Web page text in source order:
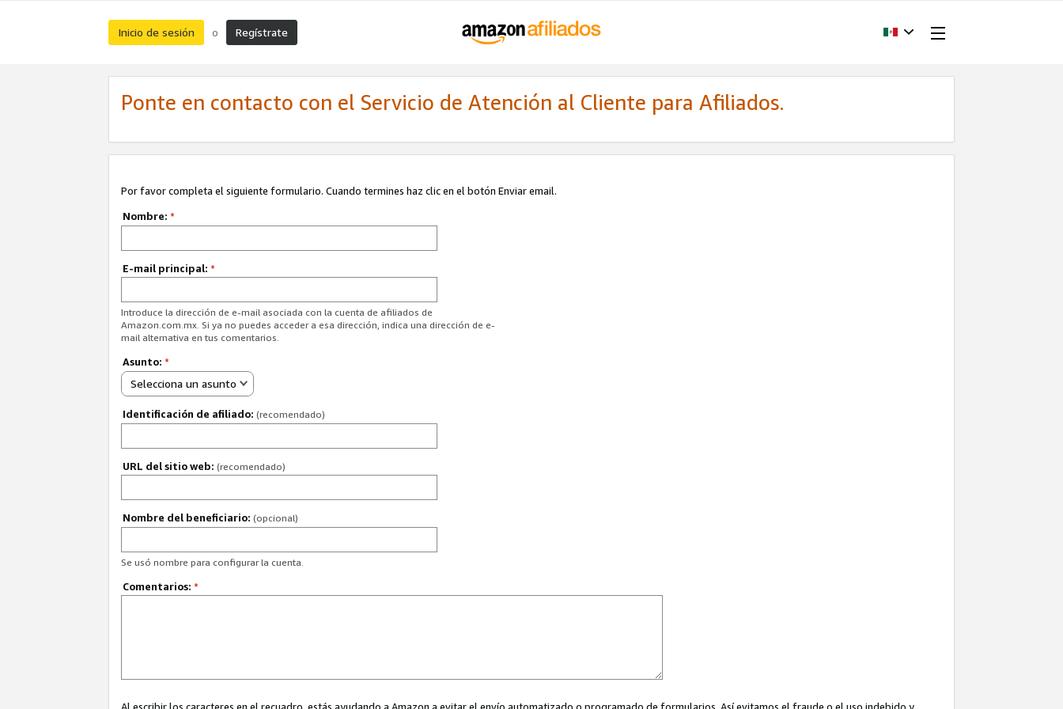
Inicio de sesión o Regístrate
Ponte en contacto con el Servicio de Atención al Cliente para Afiliados.
Por favor completa el siguiente formulario. Cuando termines haz clic en el botón Enviar email.
Nombre: *
E-mail principal: *
Introduce la dirección de e-mail asociada con la cuenta de afiliados de
Amazon.com.mx. Si ya no puedes acceder a esa dirección, indica una dirección de e-
mail alternativa en tus comentarios.
Asunto: *
Selecciona un asunto
Identificación de afiliado: (recomendado)
URL del sitio web: (recomendado)
Nombre del beneficiario: (opcional)
Se usó nombre para configurar la cuenta.
Comentarios: *